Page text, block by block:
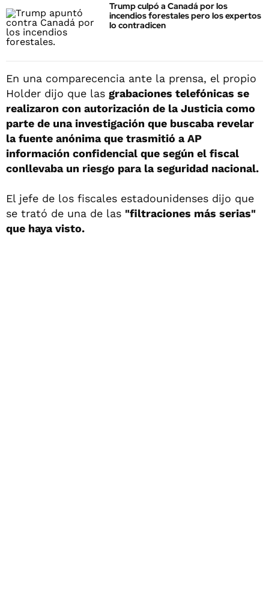
Trump culpó a Canadá por los
incendios forestales pero los expertos
lo contradicen
En una comparecencia ante la prensa, el propio
Holder dijo que las grabaciones telefónicas se
realizaron con autorización de la Justicia como
parte de una investigación que buscaba revelar
la fuente anónima que trasmitió a AP
información confidencial que según el fiscal
conllevaba un riesgo para la seguridad nacional.
El jefe de los fiscales estadounidenses dijo que
se trató de una de las "filtraciones más serias"
que haya visto.